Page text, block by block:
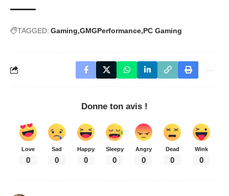
TAGGED: Gaming GMGPerformance PC Gaming
Donne ton avis !
Love
0
Sad
0
Happy
0
Sleepy
0
Angry
0
Dead
0
Wink
0